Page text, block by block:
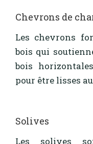
Chevrons de
Les chevrons
bois qui
bois
pour être lisses
Solives
Les solives